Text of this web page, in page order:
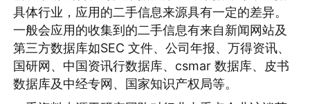
具体行业，应用的二手信息来源具有一定的差异。
一般会应用的收集到的二手信息有来自新闻网站及
第三方数据库如SEC 文件、公司年报、万得资讯、
国研网、中国资讯行数据库、csmar 数据库、皮书
数据库及中经专网、国家知识产权局等。